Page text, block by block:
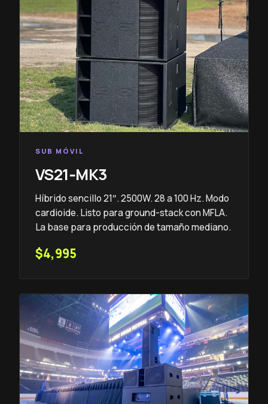
SUB MÓVIL
VS21‑MK3
Híbrido sencillo 21″. 2500W. 28 a 100 Hz. Modo
cardioide. Listo para ground-stack con MFLA.
La base para producción de tamaño mediano.
$4,995